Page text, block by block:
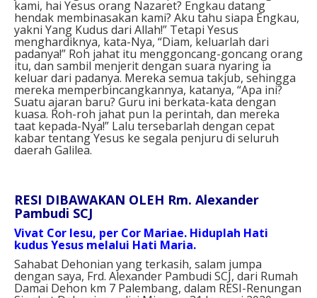
kami, hai Yesus orang Nazaret? Engkau datang
hendak membinasakan kami? Aku tahu siapa Engkau,
yakni Yang Kudus dari Allah!” Tetapi Yesus
menghardiknya, kata-Nya, “Diam, keluarlah dari
padanya!” Roh jahat itu menggoncang-goncang orang
itu, dan sambil menjerit dengan suara nyaring ia
keluar dari padanya. Mereka semua takjub, sehingga
mereka memperbincangkannya, katanya, “Apa ini?
Suatu ajaran baru? Guru ini berkata-kata dengan
kuasa. Roh-roh jahat pun Ia perintah, dan mereka
taat kepada-Nya!” Lalu tersebarlah dengan cepat
kabar tentang Yesus ke segala penjuru di seluruh
daerah Galilea.
RESI DIBAWAKAN OLEH Rm. Alexander
Pambudi SCJ
Vivat Cor Iesu, per Cor Mariae. Hiduplah Hati
kudus Yesus melalui Hati Maria.
Sahabat Dehonian yang terkasih, salam jumpa
dengan saya, Frd. Alexander Pambudi SCJ, dari Rumah
Damai Dehon km 7 Palembang, dalam RESI-Renungan